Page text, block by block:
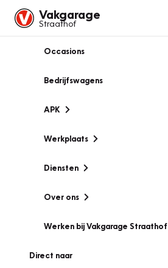
Vakgarage
Straathof
Occasions
Bedrijfswagens
APK
Werkplaats
Diensten
Over ons
Werken bij Vakgarage Straathof
Direct naar